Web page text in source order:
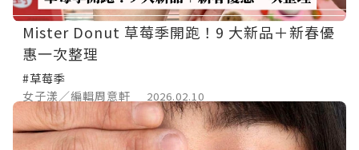
Mister Donut 草莓季開跑！9 大新品＋新春優
惠一次整理
#草莓季
女子漾／編輯周意軒
2026.02.10